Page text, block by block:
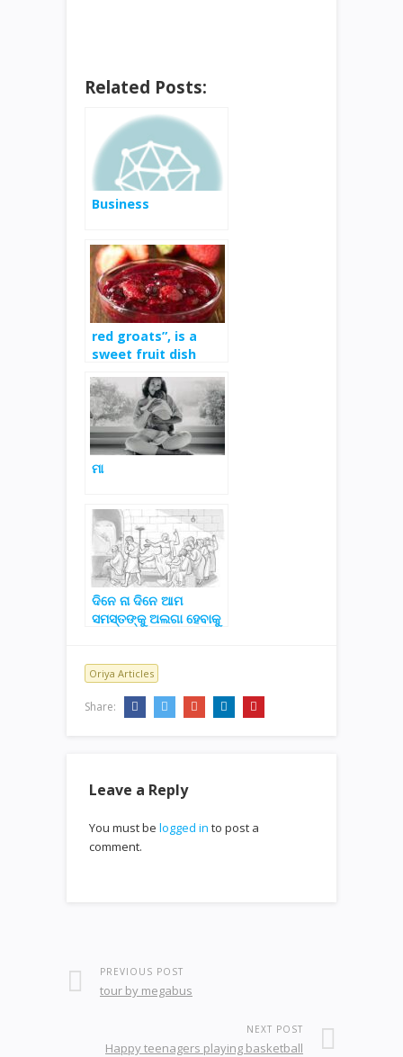
Related Posts:
Business
red groats”, is a
sweet fruit dish
Germany
ମା
ଦିନେ ନା ଦିନେ ଆମ
ସମସ୍ତଙ୍କୁ ଅଲଗା ହେବାକୁ
Oriya Articles
Share:
Leave a Reply
You must be logged in to post a
comment.
PREVIOUS POST
tour by megabus
NEXT POST
Happy teenagers playing basketball